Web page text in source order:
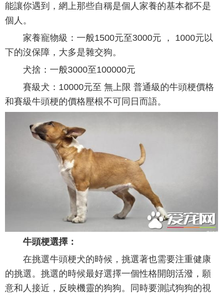
能讓你遇到，網上那些自稱是個人家養的基本都不是
個人。
家養寵物級：一般1500元至3000元 ， 1000元以
下的沒保障，大多是雜交狗。
犬捨：一般3000至100000元
賽級犬：10000元至 無上限 普通級的牛頭梗價格
和賽級牛頭梗的價格壓根不可同日而語。
牛頭梗選擇：
在挑選牛頭梗犬的時候，挑選著也需要注重健康
的挑選。挑選的時候最好選擇一個性格開朗活潑，願
意和人接近，反映機靈的狗狗。同時要測試狗狗的視